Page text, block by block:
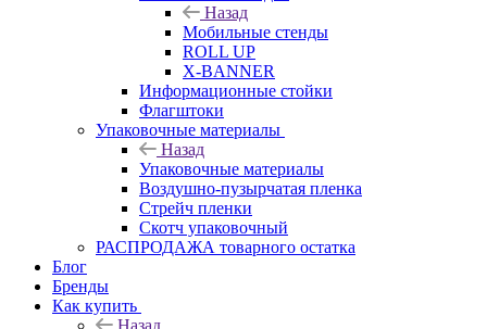
Назад
Мобильные стенды
ROLL UP
X-BANNER
Информационные стойки
Флагштоки
Упаковочные материалы
Назад
Упаковочные материалы
Воздушно-пузырчатая пленка
Стрейч пленки
Скотч упаковочный
РАСПРОДАЖА товарного остатка
Блог
Бренды
Как купить
Назад